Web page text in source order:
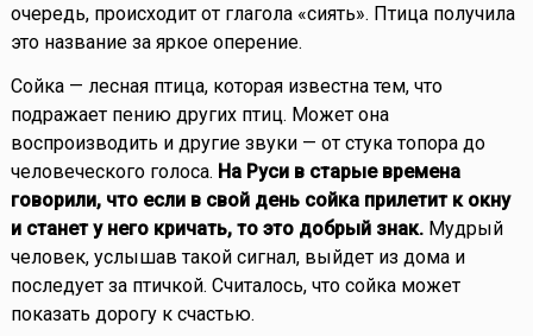
очередь, происходит от глагола «сиять». Птица получила
это название за яркое оперение.
Сойка — лесная птица, которая известна тем, что
подражает пению других птиц. Может она
воспроизводить и другие звуки — от стука топора до
человеческого голоса. На Руси в старые времена
говорили, что если в свой день сойка прилетит к окну
и станет у него кричать, то это добрый знак.Мудрый
человек, услышав такой сигнал, выйдет из дома и
последует за птичкой. Считалось, что сойка может
показать дорогу к счастью.